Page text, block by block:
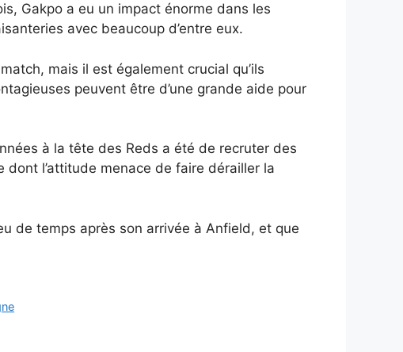
Gakpo a eu un impact énorme dans les
avec beaucoup d’entre eux.
mais il est également crucial qu’ils
peuvent être d’une grande aide pour
à la tête des Reds a été de recruter des
l’attitude menace de faire dérailler la
de temps après son arrivée à Anfield, et que